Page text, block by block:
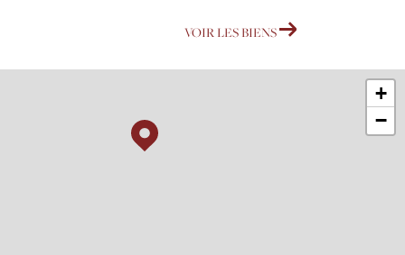
VOIR LES BIENS
+
−